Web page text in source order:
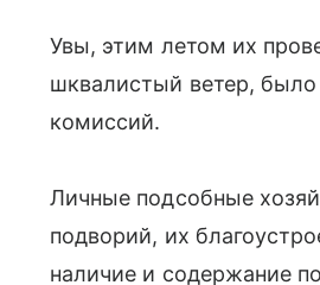
Увы, этим летом их
шквалистый ветер, было
комиссий.
Личные подсобные
подворий, их
наличие и содержание